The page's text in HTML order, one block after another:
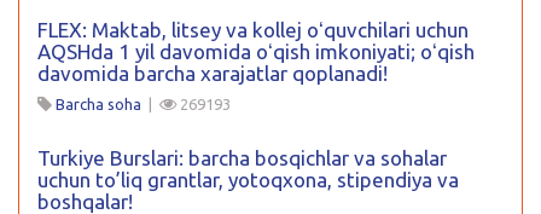
FLEX: Maktab, litsey va kollej oʻquvchilari uchun
AQSHda 1 yil davomida oʻqish imkoniyati; oʻqish
davomida barcha xarajatlar qoplanadi!
Barcha soha | 269193
Turkiye Burslari: barcha bosqichlar va sohalar
uchun to’liq grantlar, yotoqxona, stipendiya va
boshqalar!